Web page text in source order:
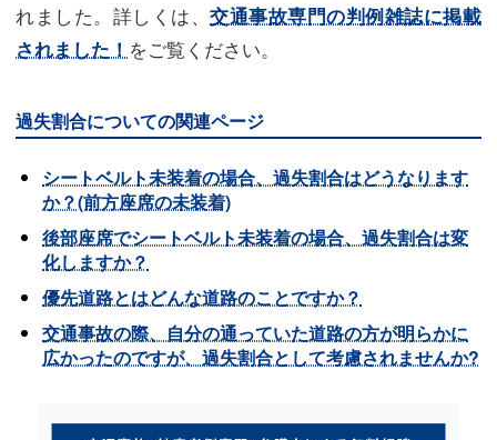
れました。詳しくは、交通事故専門の判例雑誌に掲載
されました！ をご覧ください。
過失割合についての関連ページ
シートベルト未装着の場合、過失割合はどうなります
か？(前方座席の未装着)
後部座席でシートベルト未装着の場合、過失割合は変
化しますか？
優先道路とはどんな道路のことですか？
交通事故の際、自分の通っていた道路の方が明らかに
広かったのですが、過失割合として考慮されませんか?